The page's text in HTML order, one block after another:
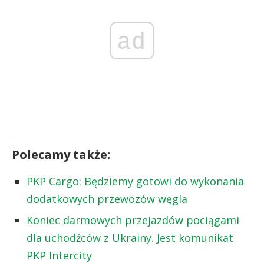
ad
Polecamy także:
PKP Cargo: Będziemy gotowi do wykonania
dodatkowych przewozów węgla
Koniec darmowych przejazdów pociągami
dla uchodźców z Ukrainy. Jest komunikat
PKP Intercity